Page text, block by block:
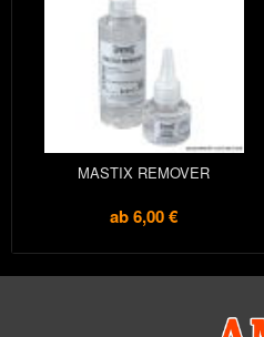
MASTIX REMOVER
ab6,00 €